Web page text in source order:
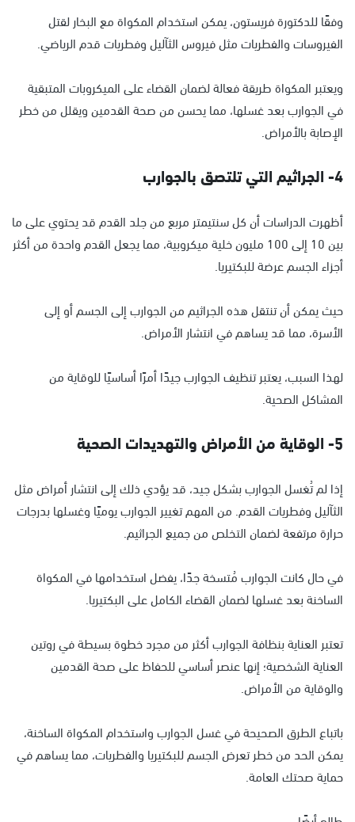
وفقًا للدكتورة فريستون، يمكن استخدام المكواة مع البخار لقتل
الفيروسات والفطريات مثل فيروس الثآليل وفطريات قدم الرياضي.
ويعتبر المكواة طريقة فعالة لضمان القضاء على الميكروبات المتبقية
في الجوارب بعد غسلها، مما يحسن من صحة القدمين ويقلل من خطر
الإصابة بالأمراض.
4- الجراثيم التي تلتصق بالجوارب
أظهرت الدراسات أن كل سنتيمتر مربع من جلد القدم قد يحتوي على ما
بين 10 إلى 100 مليون خلية ميكروبية، مما يجعل القدم واحدة من أكثر
أجزاء الجسم عرضة للبكتيريا.
حيث يمكن أن تنتقل هذه الجراثيم من الجوارب إلى الجسم أو إلى
الأسرة، مما قد يساهم في انتشار الأمراض.
لهذا السبب، يعتبر تنظيف الجوارب جيدًا أمرًا أساسيًا للوقاية من
المشاكل الصحية.
5- الوقاية من الأمراض والتهديدات الصحية
إذا لم تُغسل الجوارب بشكل جيد، قد يؤدي ذلك إلى انتشار أمراض مثل
الثآليل وفطريات القدم. من المهم تغيير الجوارب يوميًا وغسلها بدرجات
حرارة مرتفعة لضمان التخلص من جميع الجراثيم.
في حال كانت الجوارب مُتسخة جدًا، يفضل استخدامها في المكواة
الساخنة بعد غسلها لضمان القضاء الكامل على البكتيريا.
تعتبر العناية بنظافة الجوارب أكثر من مجرد خطوة بسيطة في روتين
العناية الشخصية؛ إنها عنصر أساسي للحفاظ على صحة القدمين
والوقاية من الأمراض.
باتباع الطرق الصحيحة في غسل الجوارب واستخدام المكواة الساخنة،
يمكن الحد من خطر تعرض الجسم للبكتيريا والفطريات، مما يساهم في
حماية صحتك العامة.